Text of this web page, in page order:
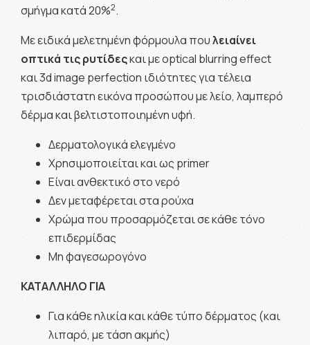
σμήγμα κατά 20%2.
Με ειδικά μελετημένη φόρμουλα πουλειαίνει
οπτικά τιςρυτίδεςκαι με optical blurring effect
και 3d image perfection ιδιότητες για τέλεια
τρισδιάστατη εικόνα προσώπου με λείο, λαμπερό
δέρμα και βελτιστοποιημένη υφή.
Δερματολογικά ελεγμένο
Χρησιμοποιείται και ως primer
Είναι ανθεκτικό στο νερό
Δεν μεταφέρεται στα ρούχα
Χρώμα που προσαρμόζεται σε κάθε τόνο
επιδερμίδας
Μη φαγεσωρογόνο
ΚΑΤΑΛΛΗΛΟ ΓΙΑ
Για κάθε ηλικία και κάθε τύπο δέρματος (και
λιπαρό, με τάση ακμής)